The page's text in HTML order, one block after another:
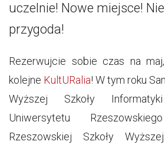
uczelnie! Nowe miejsce!
przygoda!
Rezerwujcie sobie czas na
kolejne KultURalia! W tym roku
Wyższej Szkoły
Uniwersytetu
Rzeszowskiej Szkoły